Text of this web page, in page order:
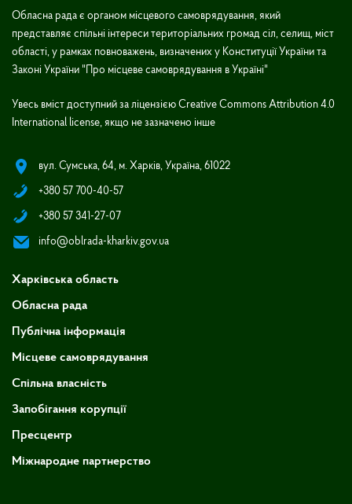
Обласна рада є органом місцевого самоврядування, який
представляє спільні інтереси територіальних громад сіл, селищ, міст
області, у рамках повноважень, визначених у Конституції України та
Законі України "Про місцеве самоврядування в Україні"
Увесь вміст доступний за ліцензією Creative Commons Attribution 4.0
International license, якщо не зазначено інше
вул. Сумська, 64, м. Харків, Україна, 61022
+380 57 700-40-57
+380 57 341-27-07
info@oblrada-kharkiv.gov.ua
Харківська область
Обласна рада
Публічна інформація
Місцеве самоврядування
Спільна власність
Запобігання корупції
Пресцентр
Міжнародне партнерство